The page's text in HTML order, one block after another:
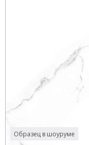
Образец в шоуруме